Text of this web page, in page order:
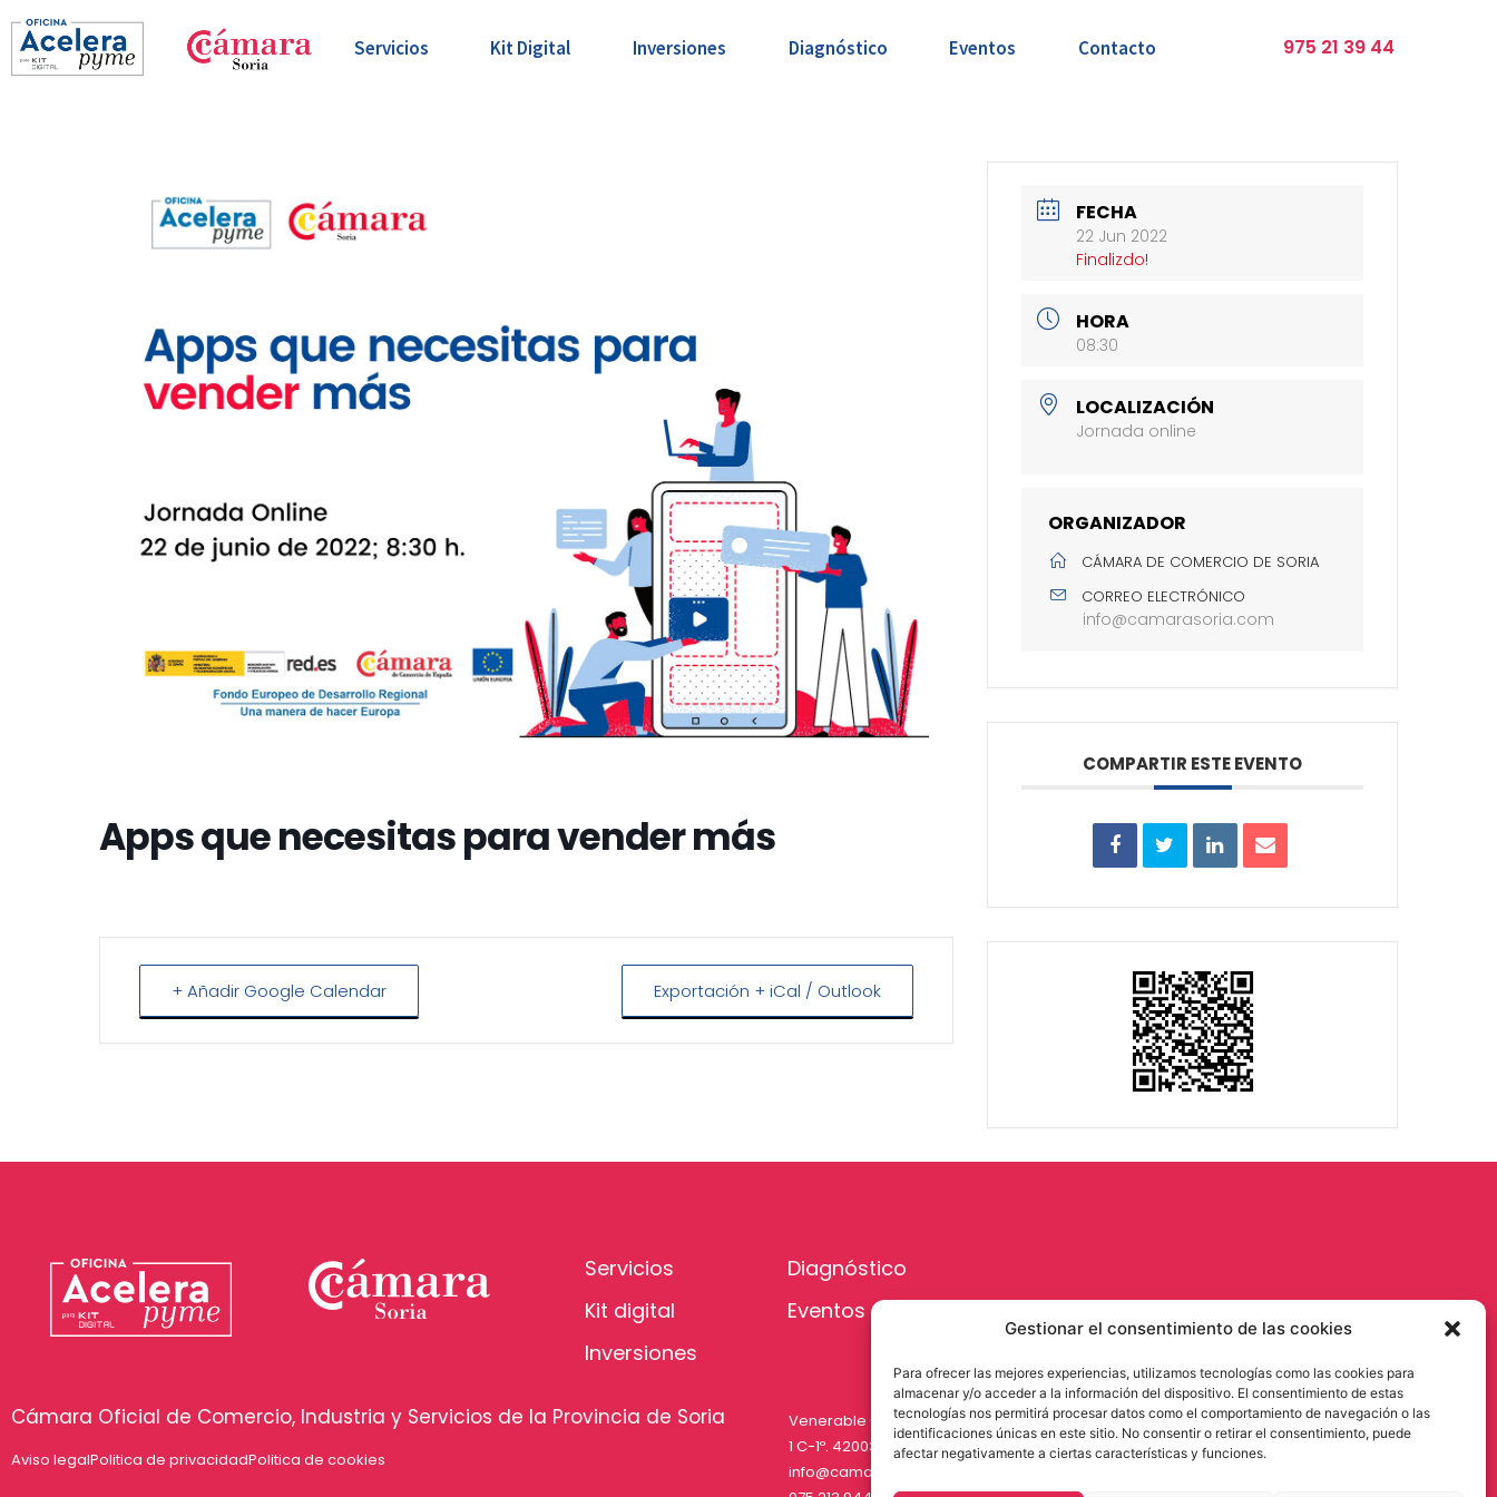
Gestionar el consentimiento de las cookies
Para ofrecer las mejores experiencias, utilizamos tecnologías como las cookies para
almacenar y/o acceder a la información del dispositivo. El consentimiento de estas
tecnologías nos permitirá procesar datos como el comportamiento de navegación o las
identificaciones únicas en este sitio. No consentir o retirar el consentimiento, puede
afectar negativamente a ciertas características y funciones.
Servicios Kit Digital Inversiones Diagnóstico Eventos Contacto 975 21 39 44
Apps que necesitas para vender más
+ Añadir Google Calendar Exportación + iCal / Outlook
FECHA
22 Jun 2022
Finalizdo!
HORA
08:30
LOCALIZACIÓN
Jornada online
ORGANIZADOR
CÁMARA DE COMERCIO DE SORIA
CORREO ELECTRÓNICO
info@camarasoria.com
COMPARTIR ESTE EVENTO
Servicios
Kit digital
Inversiones
Diagnóstico
Eventos
Cámara Oficial de Comercio, Industria y Servicios de la Provincia de Soria
Aviso legalPolitica de privacidadPolitica de cookies
Venerable Carabantes
1 C-1º. 42003 Soria
info@camarasoria.com